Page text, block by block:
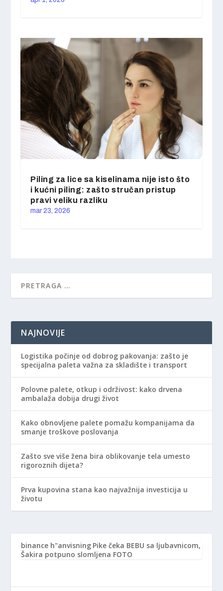
Piling za lice sa kiselinama nije isto što
i kućni piling: zašto stručan pristup
pravi veliku razliku
mar 23, 2026
NAJNOVIJE
Logistika počinje od dobrog pakovanja: zašto je
specijalna paleta važna za skladište i transport
Polovne palete, otkup i održivost: kako drvena
ambalaža dobija drugi život
Kako obnovljene palete pomažu kompanijama da
smanje troškove poslovanja
Zašto sve više žena bira oblikovanje tela umesto
rigoroznih dijeta?
Prva kupovina stana kao najvažnija investicija u
životu
binance h"anvisning Pike čeka BEBU sa ljubavnicom,
Šakira potpuno slomljena FOTO